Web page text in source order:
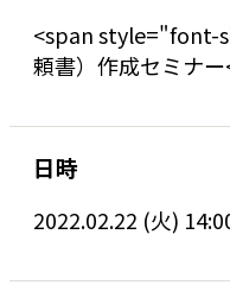
<span style="font-
頼書）作成セミナ
日時
2022.02.22 (火)